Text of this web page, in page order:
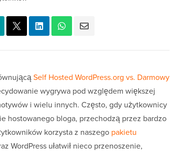
Self Hosted WordPress.org vs. Darmowy
wygrywa pod względem większej
i wielu innych. Często, gdy użytkownicy
hostowanego bloga, przechodzą przez bardzo
korzysta z naszego pakietu
WordPress ułatwił nieco przenoszenie,